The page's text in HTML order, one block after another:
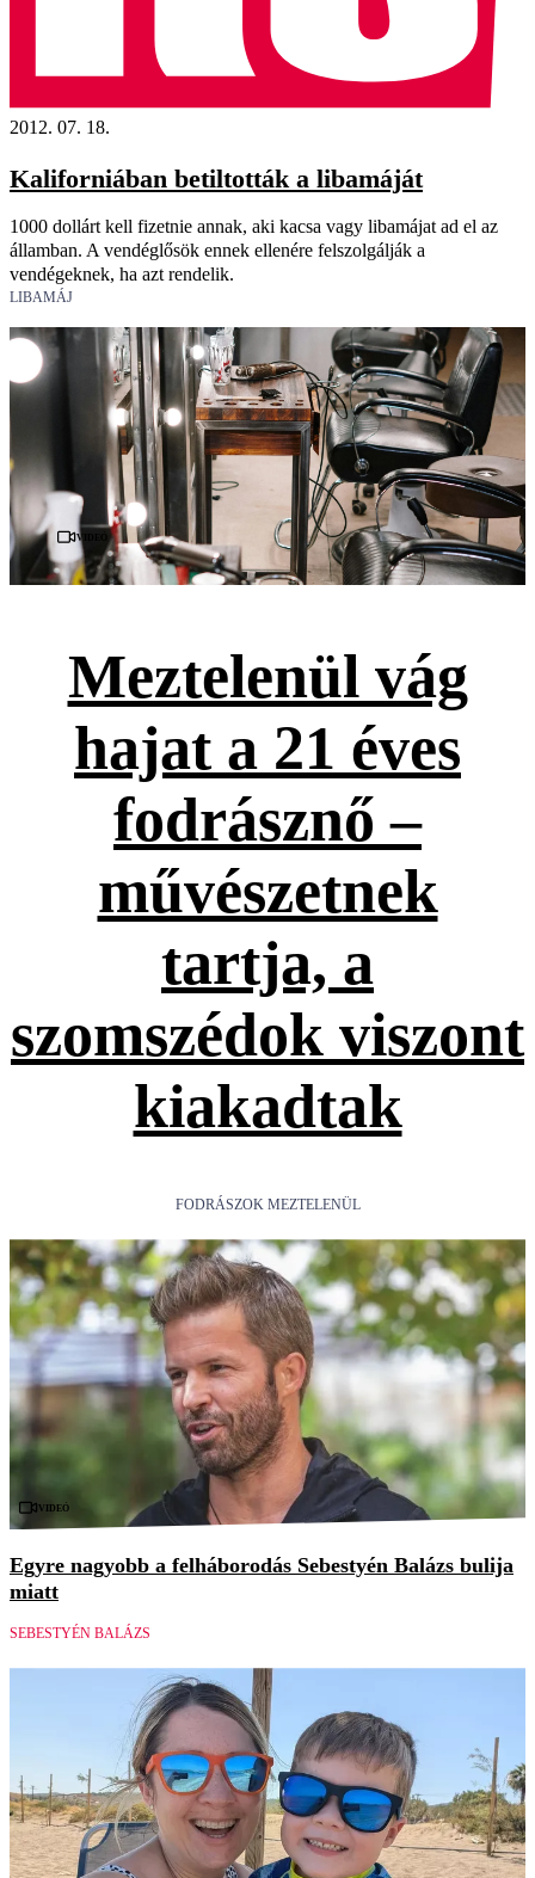
2012. 07. 18.
Kaliforniában betiltották a libamáját
1000 dollárt kell fizetnie annak, aki kacsa vagy libamájat ad el az
államban. A vendéglősök ennek ellenére felszolgálják a
vendégeknek, ha azt rendelik.
LIBAMÁJ
Videó
Meztelenül vág
hajat a 21 éves
fodrásznő –
művészetnek
tartja, a
szomszédok viszont
kiakadtak
FODRÁSZOK MEZTELENÜL
Videó
Egyre nagyobb a felháborodás Sebestyén Balázs bulija
miatt
SEBESTYÉN BALÁZS